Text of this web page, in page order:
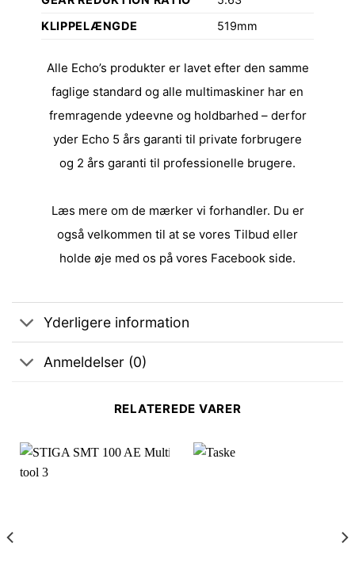
KLIPPELÆNGDE
519mm
Alle Echo’s produkter er lavet efter den samme
faglige standard og alle multimaskiner har en
fremragende ydeevne og holdbarhed – derfor
yder Echo 5 års garanti til private forbrugere
og 2 års garanti til professionelle brugere.
Læs mere om de mærkervi forhandler. Du er
også velkommen til at se vores Tilbud eller
holde øje med os på vores Facebook side.
Yderligere information
Anmeldelser (0)
RELATEREDE VARER